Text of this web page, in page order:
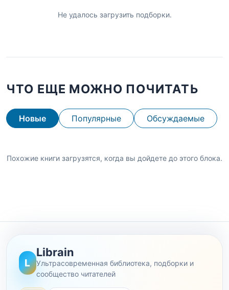
Не удалось загрузить подборки.
ЧТО ЕЩЕ МОЖНО ПОЧИТАТЬ
Новые Популярные Обсуждаемые
Похожие книги загрузятся, когда вы дойдете до этого блока.
L
Librain
Ультрасовременная библиотека, подборки и
сообщество читателей